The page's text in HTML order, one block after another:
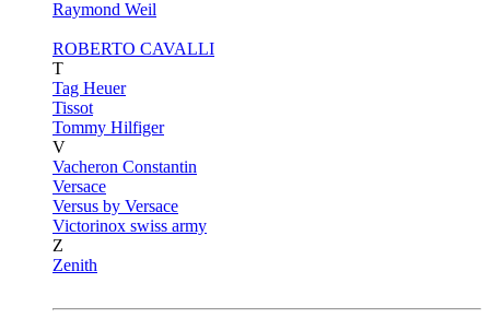
Raymond Weil
ROBERTO CAVALLI
T
Tag Heuer
Tissot
Tommy Hilfiger
V
Vacheron Constantin
Versace
Versus by Versace
Victorinox swiss army
Z
Zenith